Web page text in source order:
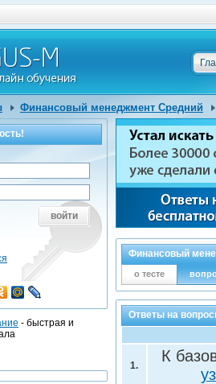
Финансовый менеджмент Средний
Финансовый
о тесте
Ответы на
1.
К
войти
- быстрая и